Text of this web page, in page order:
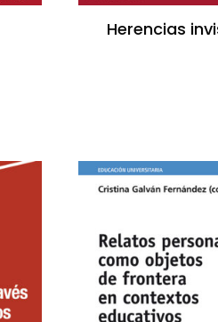
Herencias